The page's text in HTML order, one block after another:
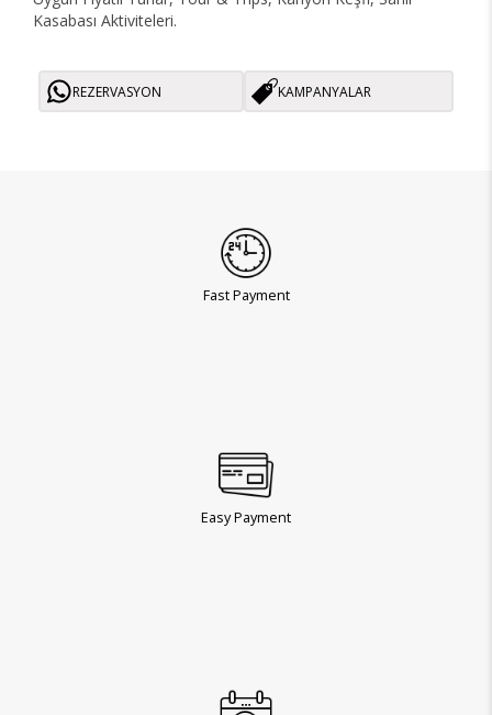
Kasabası Aktiviteleri.
REZERVASYON KAMPANYALAR
Fast Payment
Easy Payment